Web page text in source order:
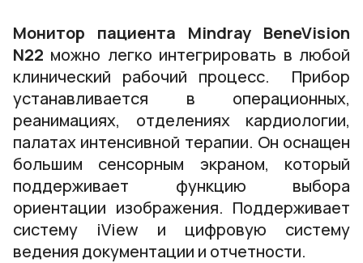
Монитор пациента Mindray BeneVision
N22 можно легко интегрировать в любой
клинический рабочий процесс. Прибор
устанавливается в операционных,
реанимациях, отделениях кардиологии,
палатах интенсивной терапии. Он оснащен
большим сенсорным экраном, который
поддерживает функцию выбора
ориентации изображения. Поддерживает
систему iView и цифровую систему
ведения документации и отчетности.